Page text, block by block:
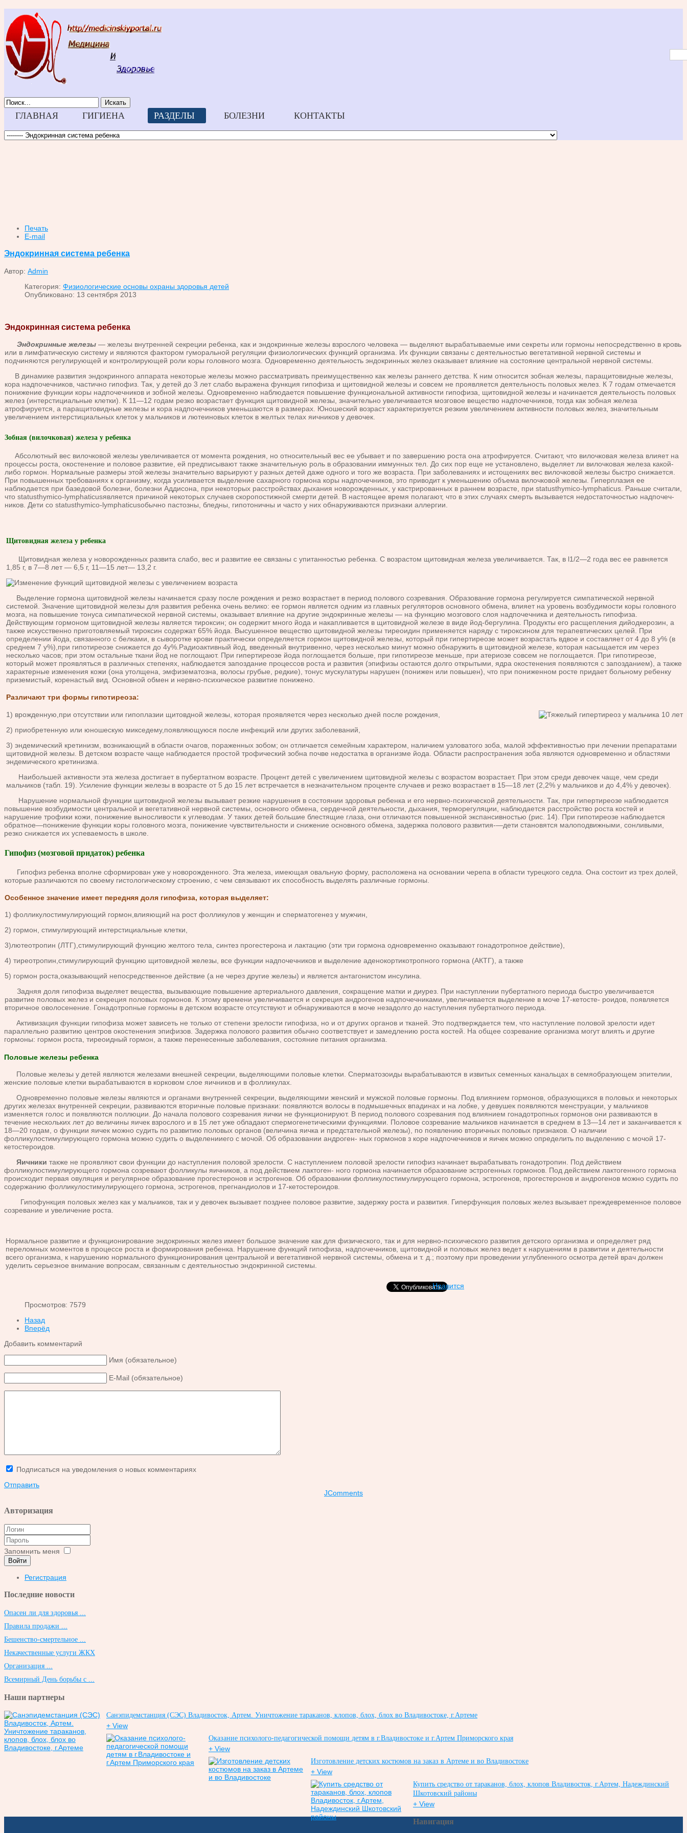
Искать
ГЛАВНАЯ ГИГИЕНА РАЗДЕЛЫ БОЛЕЗНИ КОНТАКТЫ
Печать
E-mail
Эндокринная система ребенка
Автор: Admin
Категория: Физиологические основы охраны здоровья детей
Опубликовано: 13 сентября 2013
Эндокринная система ребенка
Эндокринные железы — железы внутренней секреции ребенка, как и эндокринные железы взрослого человека — выделяют вырабатываемые ими секреты или гормоны непосредственно в кровь
или в лимфатическую систему и являются фактором гуморальной регу­ляции физиологических функций организма. Их функции связаны с де­ятельностью вегетативной нервной системы и
подчиняются регулирую­щей и контролирующей роли коры головного мозга. Одновременно дея­тельность эндокринных желез оказывает влияние на состояние центральной нервной системы.
В динамике развития эндокринного аппарата некоторые железы можно рассматривать преимущественно как железы раннего детства. К ним относится зобная железы, паращитовидные железы,
кора над­почечников, частично гипофиз. Так, у детей до 3 лет слабо выражена функция гипофиза и щитовидной железы и совсем не проявляется дея­тельность половых желез. К 7 годам отмечается
понижение функции коры надпочечников и зобной железы. Одновременно наблюдается по­вышение функциональной активности гипофиза, щитовидной железы и начинается деятельность половых
желез (интерстициальные клетки). К 11—12 годам резко возрастает функция щитовидной железы, значи­тельно увеличивается мозговое вещество надпочечников, тогда как зоб­ная железа
атрофируется, а паращитовидные железы и кора надпочеч­ников уменьшаются в размерах. Юношеский возраст характеризуется резким увеличением активности половых желез, значительным
увеличением интерстициальных клеток у мальчиков и лютеиновых клеток в желтых телах яичников у девочек.
Зобная (вилочковая) железа у ребенка
Абсолютный вес вилочковой железы увеличивается от момента рождения, но относительный вес ее убывает и по завершению роста она атрофируется. Считают, что вилочковая же­леза влияет на
процессы роста, окостенение и половое развитие, ей предписывают также значительную роль в образовании иммунных тел. До сих пор еще не установлено, выделяет ли вилочковая железа какой-
либо гормон. Нормальные размеры этой железы значительно варьируют у разных детей даже одного и того же возраста. При заболеваниях и истощениях вес вилочковой железы быстро снижается.
При повышенных требова­ниях к организму, когда усиливается выделение сахарного гормона коры надпочечников, это приводит к уменьшению объема вилочковой железы. Гиперплазия ее
наблюдается при базедовой болезни, болезни Аддисона, при некоторых расстройствах дыхания новорожденных, у кастрированных в раннем возрасте, при statusthymico-lymphaticus. Рань­ше считали,
что statusthymico-lymphaticusявляется причиной некото­рых случаев скоропостижной смерти детей. В настоящее время полага­ют, что в этих случаях смерть вызывается недостаточностью надпочеч­
ников. Дети со statusthymico-lymphaticusобычно пастозны, бледны, гипотоничны и часто у них обнаруживаются признаки аллергии.
Щитовидная железа у ребенка
Щитовидная железа у новорожденных развита слабо, вес и разви­тие ее связаны с упитанностью ребенка. С возрастом щитовидная желе­за увеличивается. Так, в l1/2—2 года вес ее равняется
1,85 г, в 7—8 лет — 6,5 г, 11—15 лет— 13,2 г.
Выделение гормона щитовидной железы начинается сразу после рождения и резко возрастает в период полового созревания. Образование гормона регулируется симпатической нервной
системой. Значение щитовидной железы для развития ребенка очень велико: ее гормон является одним из главных регуляторов основного обмена, влияет на уровень возбудимости коры головного
мозга, на по­вышение тонуса симпатической нервной системы, оказывает вли­яние на другие эндокринные железы — на функцию мозгового слоя надпочечника и деятельность гипофиза.
Действующим гормоном щитовидной железы является тироксин; он содержит много йода и накапливается в щитовидной железе в виде йод-бергулина. Продукты его расщепления дийодкерозин, а
также искусственно приго­товляемый тироксин содержат 65% йода. Высушенное вещество щито­видной железы тиреоидин применяется наряду с тироксином для тера­певтических целей. При
определении йода, связанного с белками, в сы­воротке крови практически определяется гормон щитовидной железы, который при гипертиреозе может возрастать вдвое и составляет от 4 до 8 y% (в
среднем 7 у%),при гипотиреозе снижается до 4у%.Радиоак­тивный йод, введенный внутривенно, через несколько минут можно об­наружить в щитовидной железе, которая насыщается им через
несколь­ко часов; при этом остальные ткани йод не поглощают. При гипертирео­зе йода поглощается больше, при гипотиреозе меньше, при атериозе сов­сем не поглощается. При гипотиреозе,
который может проявляться в различных степенях, наблюдается запоздание процессов роста и разви­тия (эпифизы остаются долго открытыми, ядра окостенения появляются с запозданием), а также
характерные изменения кожи (она утолщена, эмфизематозна, волосы грубые, редкие), тонус мускулатуры нарушен (понижен или повышен), что при пониженном росте придает больному ребенку
приземистый, коренастый вид. Основной обмен и нервно-психи­ческое развитие понижено.
Различают три формы гипотиреоза:
1) вро­жденную,при отсутствии или гипоплазии щитовдной железы, кото­рая проявляется через несколько дней после рождения,
2) приобре­тенную или юношескую микседему,появляющуюся после инфекций или других заболеваний,
3) эндемический кретинизм, возникающий в области очагов, пораженных зобом; он отличается се­мейным характером, наличием узловатого зоба, малой эффективностью при лечении препаратами
щитовидной железы. В детском возрасте чаще наблюдается простой трофический зобна почве недостатка в ор­ганизме йода. Области распространения зоба являются одновременно и областями
эндемического кретинизма.
Наибольшей активности эта железа достигает в пубертатном возра­сте. Процент детей с увеличением щитовидной железы с возрастом воз­растает. При этом среди девочек чаще, чем среди
мальчиков (табл. 19). Усиление функции железы в возрасте от 5 до 15 лет встречается в не­значительном проценте случаев и резко возрастает в 15—18 лет (2,2% у мальчиков и до 4,4% у девочек).
Нарушение нормальной функции щитовидной железы вызывает рез­кие нарушения в состоянии здоровья ребенка и его нервно-психической деятельности. Так, при гипертиреозе наблюдается
повышение возбуди­мости центральной и вегетативной нервной системы, основного обмена, сердечной деятельности, дыхания, терморегуляции, наблюдается рас­стройство роста костей и
нарушение трофики кожи, понижение выносливости к углеводам. У таких детей большие блестящие глаза, они отли­чаются повышенной экспансивностью (рис. 14). При гипотиреозе наблюдается
обратное—понижение функции коры головного мозга, по­нижение чувствительности и снижение основного обмена, задержка полового развития-—дети становятся малоподвиж­ными, сонливыми,
резко снижается их успеваемость в школе.
Гипофиз (мозговой придаток) ребенка
Гипофиз ребенка впол­не сформирован уже у новорожденного. Эта железа, имеющая овальную форму, расположена на основании черепа в об­ласти турецкого седла. Она состоит из трех долей,
которые различаются по сво­ему гистологическому строению, с чем связывают их способность выделять раз­личные гормоны.
Особенное значение имеет передняя доля гипофиза, которая выделяет:
1) фолликулостимулирующий гормон,влияющий на рост фолликулов у женщин и сперматогенез у мужчин,
2) гормон, стимулирую­щий интерстициальные клет­ки,
3)лютеотропин (ЛТГ),стимулиру­ющий функцию желтого тела, синтез прогестерона и лактацию (эти три гормона одновременно оказывают гонадотропное действие),
4) тиреотропин,стимулирующий функцию щитовидной железы, все функции надпочечников и выделение аденокортикотропного гормона (АКТГ), а также
5) гор­мон роста,оказывающий непосредственное действие (а не через другие железы) и является антагонистом инсулина.
Задняя доля гипофиза выделяет вещества, вызывающие повышение артериаль­ного давления, сокращение матки и диурез. При наступлении пубертат­ного периода быстро увеличивается
развитие половых желез и секре­ция половых гормонов. К этому времени увеличивается и секреция андрогенов надпочечниками, увеличивается выделение в моче 17-кетосте- роидов, появляется
вторичное оволосенение. Гонадотропные гормоны в детском возрасте отсутствуют и обнаруживаются в моче незадолго до наступления пубертатного периода.
Активизация функции гипофиза может зависеть не только от сте­пени зрелости гипофиза, но и от других органов и тканей. Это подтвер­ждается тем, что наступление половой зрелости идет
параллельно раз­витию центров окостенения эпифизов. Задержка полового развития обычно соответствует и замедлению роста костей. На общее созревание организма могут влиять и другие
гормоны: гормон роста, тиреоидный гормон, а также перенесенные заболевания, состояние питания организ­ма.
Половые железы ребенка
Половые железы у детей являются же­лезами внешней секреции, выделяю­щими половые клетки. Сперматозоиды вырабатываются в извитых се­менных канальцах в семяобразующем эпителии,
женские половые клет­ки вырабатываются в корковом слое яичников и в фолликулах.
Одновременно половые железы являются и органами внутренней секреции, выделяющими женский и мужской половые гормоны. Под вли­янием гормонов, образующихся в половых и некоторых
других железах внутренней секреции, развиваются вторичные половые признаки: появ­ляются волосы в подмышечных впадинах и на лобке, у девушек появля­ются менструации, у мальчиков
изменяется голос и появляются поллю­ции. До начала полового созревания яички не функционируют. В пе­риод полового созревания под влиянием гонадотропных гормонов они развиваются в
течение нескольких лет до величины яичек взрослого и в 15 лет уже обладают спермогенетическими функциями. Половое созре­вание мальчиков начинается в среднем в 13—14 лет и заканчивается к
18—20 годам, о функции яичек можно судить по развитию половых органов (величина яичка и предстательной железы), по появлению вто­ричных половых признаков. О наличии
фолликулостимулирующего гормона можно судить о выделенииего с мочой. Об образовании андроген- ных гормонов з коре надпочечников и яичек можно определить по вы­делению с мочой 17-
кетостероидов.
Яичники также не проявляют свои функции до наступления поло­вой зрелости. С наступлением половой зрелости гипофиз начинает вы­рабатывать гонадотропин. Под действием
фолликулостимулирующего гормона созревают фолликулы яичников, а под действием лактоген- ного гормона начинается образование эстрогенных гормонов. Под дей­ствием лактогенного гормона
происходит первая овуляция и регуляр­ное образование прогестеронов и эстрогенов. Об образовании фоллику­лостимулирующего гормона, эстрогенов, прогестеронов и андрогенов можно судить по
содержанию фолликулостимулирующего гормона, эстрогенов, прегнандиолов и 17-кетостероидов.
Гипофункция половых желез как у мальчиков, так и у девочек вызывает позднее половое развитие, задержку роста и развития. Ги­перфункция половых желез вызывает преждевременное половое
соз­ревание и увеличение роста.
Нормальное развитие и функционирование эндокринных желез име­ет большое значение как для физического, так и для нервно-психиче­ского развития детского организма и определяет ряд
переломных мо­ментов в процессе роста и формирования ребенка. Нарушение функций гипофиза, надпочечников, щитовидной и половых желез ведет к нару­шениям в развитии и деятельности
всего организма, к нарушению нор­мального функционирования центральной и вегетативной нервной системы, обмена и т. д.; поэтому при проведении углубленного осмотра детей врач должен
уделить серьезное внимание вопросам, связанным с деятельностью эндокринной системы.
Нравится
Просмотров: 7579
Назад
Вперёд
Добавить комментарий
Имя (обязательное)
E-Mail (обязательное)
Подписаться на уведомления о новых комментариях
Отправить
JComments
Авторизация
Запомнить меня
Войти
Регистрация
Последние новости
Опасен ли для здоровья ...
Правила продажи ...
Бешенство-смертельное ...
Некачественные услуги ЖКХ
Организация ...
Всемирный День борьбы с ...
Наши партнеры
Санэпидемстанция (СЭС) Владивосток, Артем. Уничтожение тараканов, клопов, блох, блох во Владивостоке, г.Артеме
+ View
Оказание психолого-педагогической помощи детям в г.Владивостоке и г.Артем Приморского края
+ View
Изготовление детских костюмов на заказ в Артеме и во Владивостоке
+ View
Купить средство от тараканов, блох, клопов Владивосток, г.Артем, Надеждинский
Шкотовский районы
+ View
Навигация